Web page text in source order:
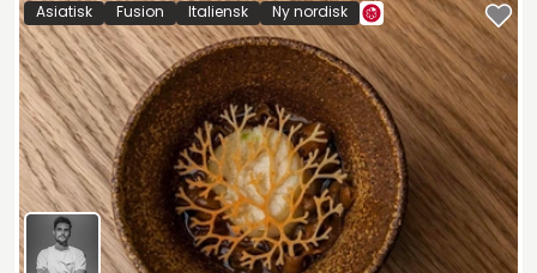
Asiatisk Fusion Italiensk Ny nordisk